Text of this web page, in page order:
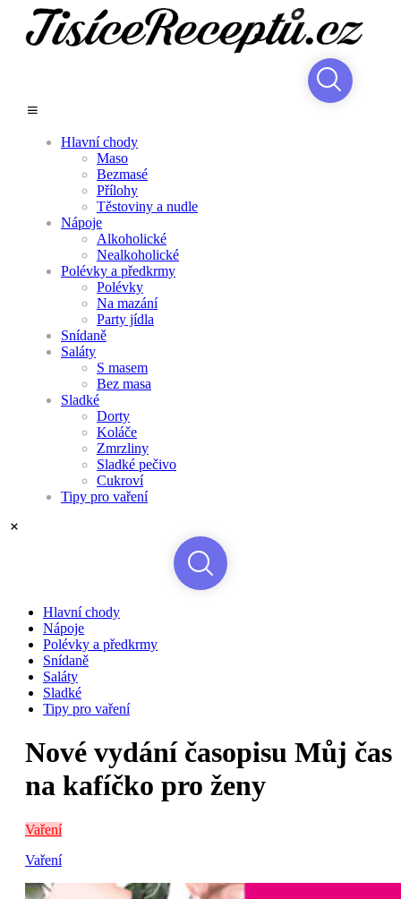
Hlavní chody
Maso
Bezmasé
Přílohy
Těstoviny a nudle
Nápoje
Alkoholické
Nealkoholické
Polévky a předkrmy
Polévky
Na mazání
Party jídla
Snídaně
Saláty
S masem
Bez masa
Sladké
Dorty
Koláče
Zmrzliny
Sladké pečivo
Cukroví
Tipy pro vaření
Hlavní chody
Nápoje
Polévky a předkrmy
Snídaně
Saláty
Sladké
Tipy pro vaření
Nové vydání časopisu Můj čas
na kafíčko pro ženy
Vaření
Vaření